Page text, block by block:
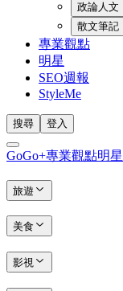
政論人文
散文筆記
專業觀點
明星
SEO週報
StyleMe
搜尋 登入
GoGo+專業觀點明星
旅遊
美食
影視